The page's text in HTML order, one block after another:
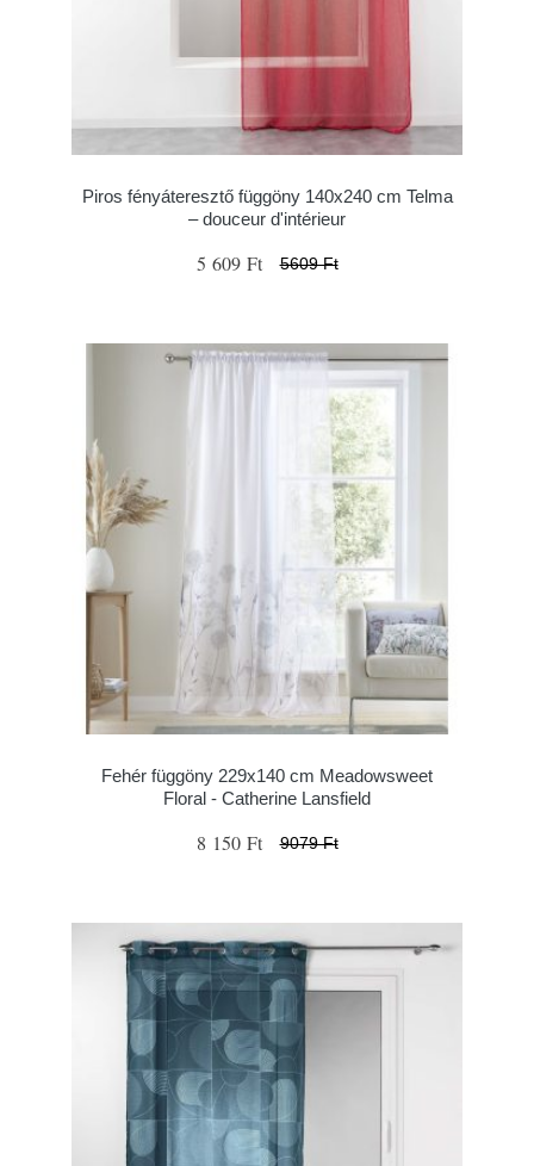
Piros fényáteresztő függöny 140x240 cm Telma
– douceur d'intérieur
5 609 Ft 5609 Ft
Fehér függöny 229x140 cm Meadowsweet
Floral - Catherine Lansfield
8 150 Ft 9079 Ft